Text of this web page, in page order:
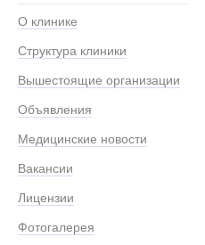
О клинике
Структура клиники
Вышестоящие организации
Объявления
Медицинские новости
Вакансии
Лицензии
Фотогалерея